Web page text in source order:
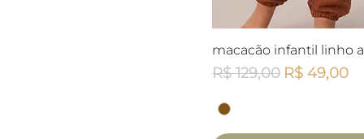
Visualização
macacão infantil linho
Preço normal
R$ 129,00 Preço
R$ 49,00